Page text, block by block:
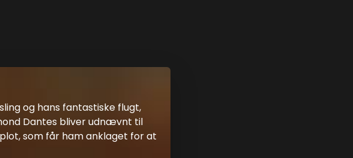
og hans fantastiske flugt,
Dantes bliver udnævnt til
som får ham anklaget for at